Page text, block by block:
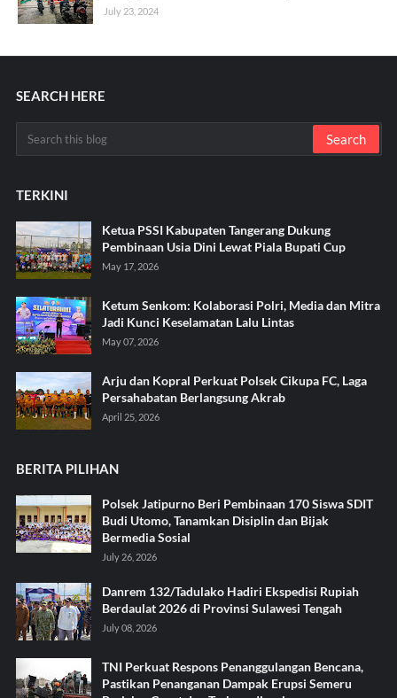
July 23, 2024
SEARCH HERE
TERKINI
Ketua PSSI Kabupaten Tangerang Dukung
Pembinaan Usia Dini Lewat Piala Bupati Cup
May 17, 2026
Ketum Senkom: Kolaborasi Polri, Media dan Mitra
Jadi Kunci Keselamatan Lalu Lintas
May 07, 2026
Arju dan Kopral Perkuat Polsek Cikupa FC, Laga
Persahabatan Berlangsung Akrab
April 25, 2026
BERITA PILIHAN
Polsek Jatipurno Beri Pembinaan 170 Siswa SDIT
Budi Utomo, Tanamkan Disiplin dan Bijak
Bermedia Sosial
July 26, 2026
Danrem 132/Tadulako Hadiri Ekspedisi Rupiah
Berdaulat 2026 di Provinsi Sulawesi Tengah
July 08, 2026
TNI Perkuat Respons Penanggulangan Bencana,
Pastikan Penanganan Dampak Erupsi Semeru